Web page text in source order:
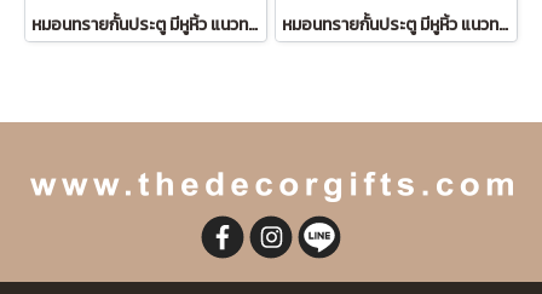
หมอนทรายกั้นประตู มีหูหิ้ว แนวทะเล (ลายเรือใบ) หมอนทรายกั้นประตู มีหูหิ้ว แนวทะเล (ลายปลาดาว)